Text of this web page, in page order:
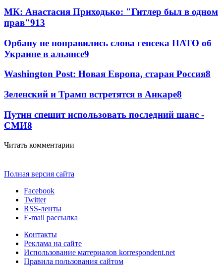
МК: Анастасия Приходько: "Гитлер был в одном
прав"913
Орбану не понравились слова генсека НАТО об
Украине в альянсе9
Washington Post: Новая Европа, старая Россия8
Зеленский и Трамп встретятся в Анкаре8
Путин спешит использовать последний шанс -
СМИ8
Читать комментарии
Полная версия сайта
Facebook
Twitter
RSS-ленты
E-mail рассылка
Контакты
Реклама на сайте
Использование материалов korrespondent.net
Правила пользования сайтом